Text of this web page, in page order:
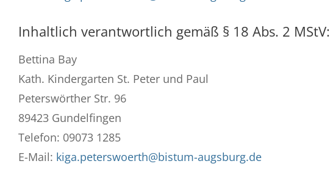
Inhaltlich verantwortlich gemäß § 18 Abs. 2 MStV:
Bettina Bay
Kath. Kindergarten St. Peter und Paul
Peterswörther Str. 96
89423 Gundelfingen
Telefon: 09073 1285
E-Mail: kiga.peterswoerth@bistum-augsburg.de